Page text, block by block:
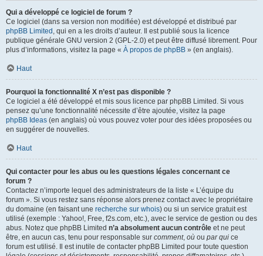
Qui a développé ce logiciel de forum ?
Ce logiciel (dans sa version non modifiée) est développé et distribué par
phpBB Limited , qui en a les droits d’auteur. Il est publié sous la licence
publique générale GNU version 2 (GPL-2.0) et peut être diffusé librement. Pour
plus d’informations, visitez la page « À propos de phpBB » (en anglais).
Haut
Pourquoi la fonctionnalité X n’est pas disponible ?
Ce logiciel a été développé et mis sous licence par phpBB Limited. Si vous
pensez qu’une fonctionnalité nécessite d’être ajoutée, visitez la page
phpBB Ideas (en anglais) où vous pouvez voter pour des idées proposées ou
en suggérer de nouvelles.
Haut
Qui contacter pour les abus ou les questions légales concernant ce
forum ?
Contactez n’importe lequel des administrateurs de la liste « L’équipe du
forum ». Si vous restez sans réponse alors prenez contact avec le propriétaire
du domaine (en faisant une recherche sur whois) ou si un service gratuit est
utilisé (exemple : Yahoo!, Free, f2s.com, etc.), avec le service de gestion ou des
abus. Notez que phpBB Limited n’a absolument aucun contrôle et ne peut
être, en aucun cas, tenu pour responsable sur comment, où ou par qui ce
forum est utilisé. Il est inutile de contacter phpBB Limited pour toute question